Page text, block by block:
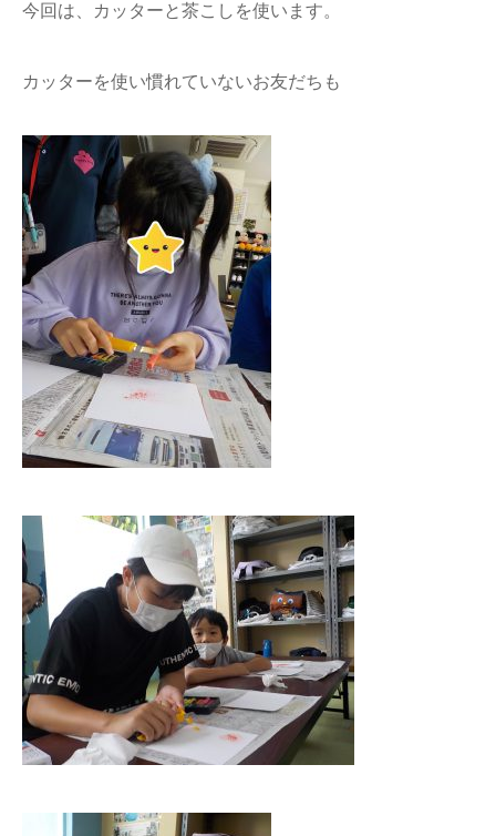
今回は、カッターと茶こしを使います。
カッターを使い慣れていないお友だちも